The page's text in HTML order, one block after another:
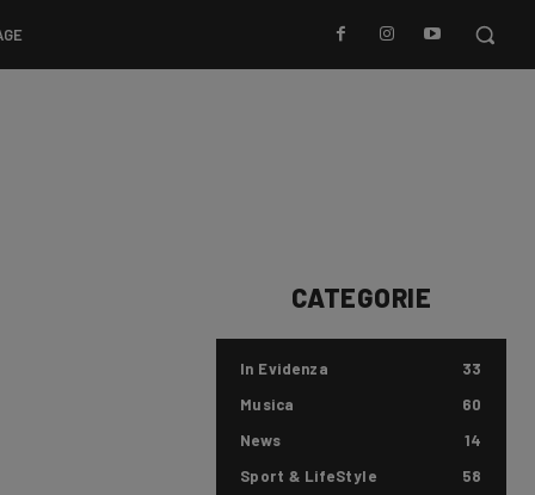
CATEGORIE
In Evidenza
33
Musica
60
News
14
Sport & LifeStyle
58